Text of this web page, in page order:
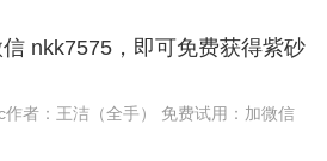
nkk7575，即可免费获得紫砂
者：王洁（全手） 免费试用：加微信